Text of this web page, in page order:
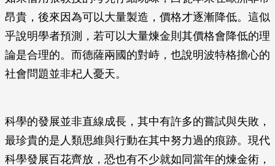
昂貴，後來因為可以大量製造，價格才逐漸降低。這似
乎說明學者預測，若可以大量煉金則其價格會降低的理
論是合理的。而德薩兩國的對峙，也說明波特格擔心的
社會問題並非杞人憂天。
科學的發展並非直線成長，其中有許多的嘗試與失敗，
最珍貴的是人類思維與行動在其中努力過的痕跡。現代
科學發展百花齊放，恐也有不少就如同當年的煉金術，